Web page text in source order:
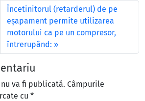
Încetinitorul (retarderul) de pe
eşapament permite utilizarea
motorului ca pe un compresor,
întrerupând:
va fi publicată. Câmpurile
cu *